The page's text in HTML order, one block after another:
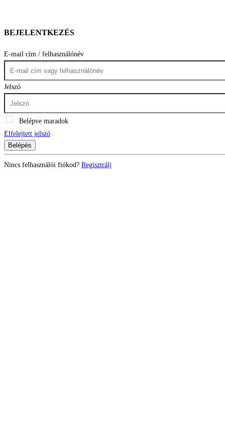
BEJELENTKEZÉS
E-mail cím / felhasználónév
Jelszó
Belépve maradok
Elfelejtett jelszó
Belépés
Nincs felhasználói fiókod? Regisztrálj